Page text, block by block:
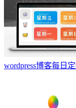
wordpress博客每日